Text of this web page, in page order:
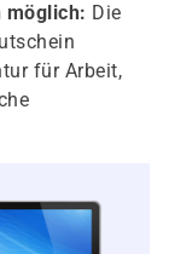
möglich: Die
für Arbeit,